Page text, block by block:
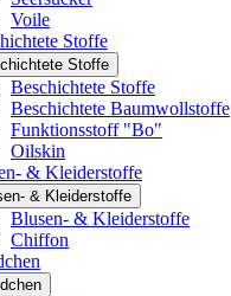
Voile
Stoffe
Stoffe
Beschichtete Stoffe
Beschichtete Baumwollstoffe
Funktionsstoff "Bo"
Oilskin
& Kleiderstoffe
& Kleiderstoffe
Blusen- & Kleiderstoffe
Chiffon